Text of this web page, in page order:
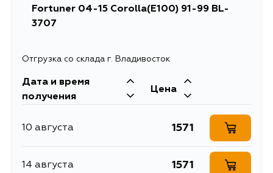
Fortuner 04-15 Corolla(E100) 91-99 BL-
3707
Отгрузка со склада г. Владивосток
Дата и время
получения
Цена
10 августа 1571
14 августа 1571